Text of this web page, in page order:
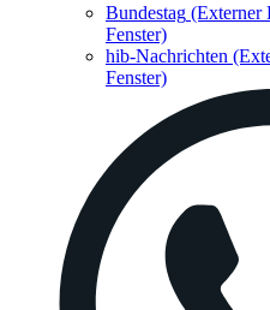
Bundestag (Externer
Fenster)
hib-Nachrichten
Fenster)